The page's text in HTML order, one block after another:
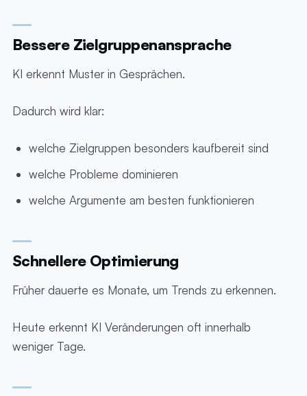
Bessere Zielgruppenansprache
KI erkennt Muster in Gesprächen.
Dadurch wird klar:
welche Zielgruppen besonders kaufbereit sind
welche Probleme dominieren
welche Argumente am besten funktionieren
Schnellere Optimierung
Früher dauerte es Monate, um Trends zu erkennen.
Heute erkennt KI Veränderungen oft innerhalb
weniger Tage.